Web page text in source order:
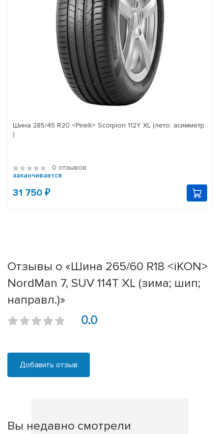
Шина 285/45 R20 <Pirelli> Scorpion 112Y XL (лето; асимметр.
)
0 отзывов
заканчивается
31 750 ₽
Отзывы о «Шина 265/60 R18 <iKON>
NordMan 7, SUV 114T XL (зима; шип;
направл.)»
0.0
Добавить отзыв
Вы недавно смотрели